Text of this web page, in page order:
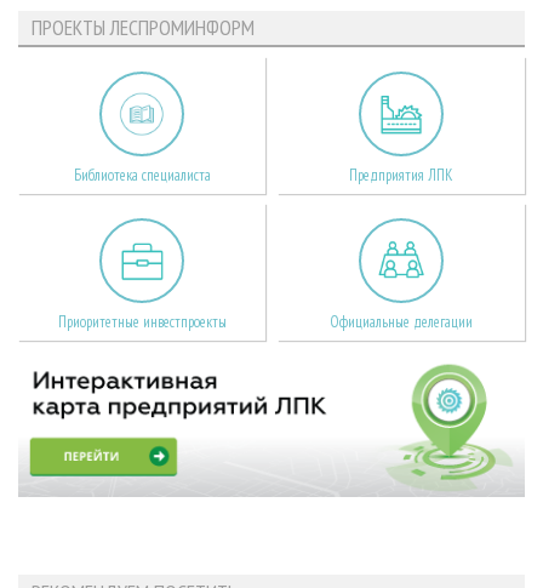
ПРОЕКТЫ ЛЕСПРОМИНФОРМ
Библиотека специалиста Предприятия ЛПК
Приоритетные инвестпроекты Официальные делегации